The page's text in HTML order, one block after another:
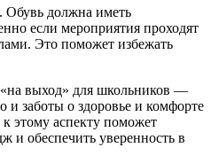
Обувь должна иметь
если мероприятия проходят
Это поможет избежать
выход» для школьников —
и заботы о здоровье и комфорте
этому аспекту поможет
и обеспечить уверенность в